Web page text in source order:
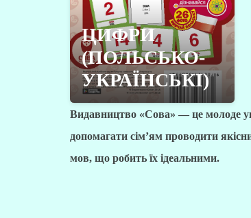
ЦИФРИ
(ПОЛЬСЬКО-
УКРАЇНСЬКІ)
Видавництво «Сова» — це молоде
допомагати сім’ям проводити
мов, що робить їх ідеальними.